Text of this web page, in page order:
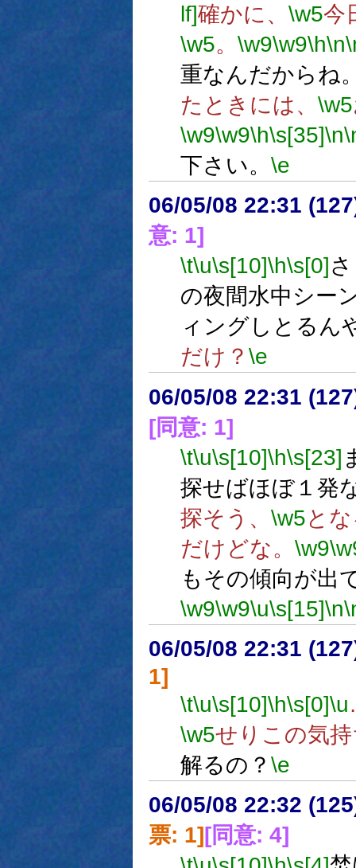
lf]確かに、 \w5今
\w5。 \w9\w9\h\n
重なんだからね
たときには、 \w5
\w9\w9\h\s[35]\n
下さい。 \e
06/05/08 22:31
意: 1]
\t\u\s[10]\h\s[0]
の夜間水中シー
ィングしとるん
だけ？ \e
06/05/08 22:31
[同意: 1]
\t\u\s[10]\h\s[23]
探せばほぼ１発
探そう、 \w5と
だけどな。 \w9
もその傾向が出
\w9\w9\u\s[15]\n
06/05/08 22:31
1]
\t\u\s[10]\h\s[0]\u
\w5せりこの気
解るの？ \e
06/05/08 22:32
票: 1][同意: 4]